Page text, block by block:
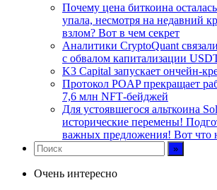
Почему цена биткоина
упала, несмотря на недавний
взлом? Вот в чем секрет
Аналитики CryptoQuant
с обвалом капитализации
K3 Capital запускает ончейн-
Протокол POAP прекращает
7,6 млн NFT‑бейджей
Для устоявшегося альткоина
исторические перемены!
важных предложения! Вот что
Очень интересно